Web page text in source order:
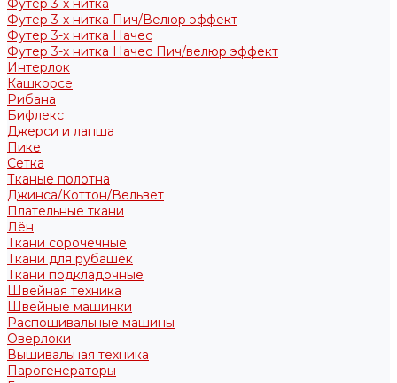
Футер 3-х нитка
Футер 3-х нитка Пич/Велюр эффект
Футер 3-х нитка Начес
Футер 3-х нитка Начес Пич/велюр эффект
Интерлок
Кашкорсе
Рибана
Бифлекс
Джерси и лапша
Пике
Сетка
Тканые полотна
Джинса/Коттон/Вельвет
Плательные ткани
Лён
Ткани сорочечные
Ткани для рубашек
Ткани подкладочные
Швейная техника
Швейные машинки
Распошивальные машины
Оверлоки
Вышивальная техника
Парогенераторы